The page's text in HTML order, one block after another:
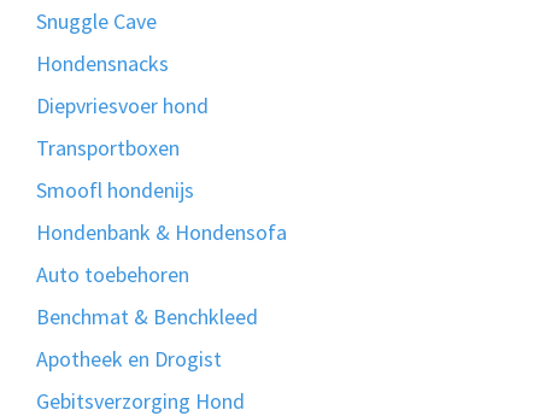
Snuggle Cave
Hondensnacks
Diepvriesvoer hond
Transportboxen
Smoofl hondenijs
Hondenbank & Hondensofa
Auto toebehoren
Benchmat & Benchkleed
Apotheek en Drogist
Gebitsverzorging Hond